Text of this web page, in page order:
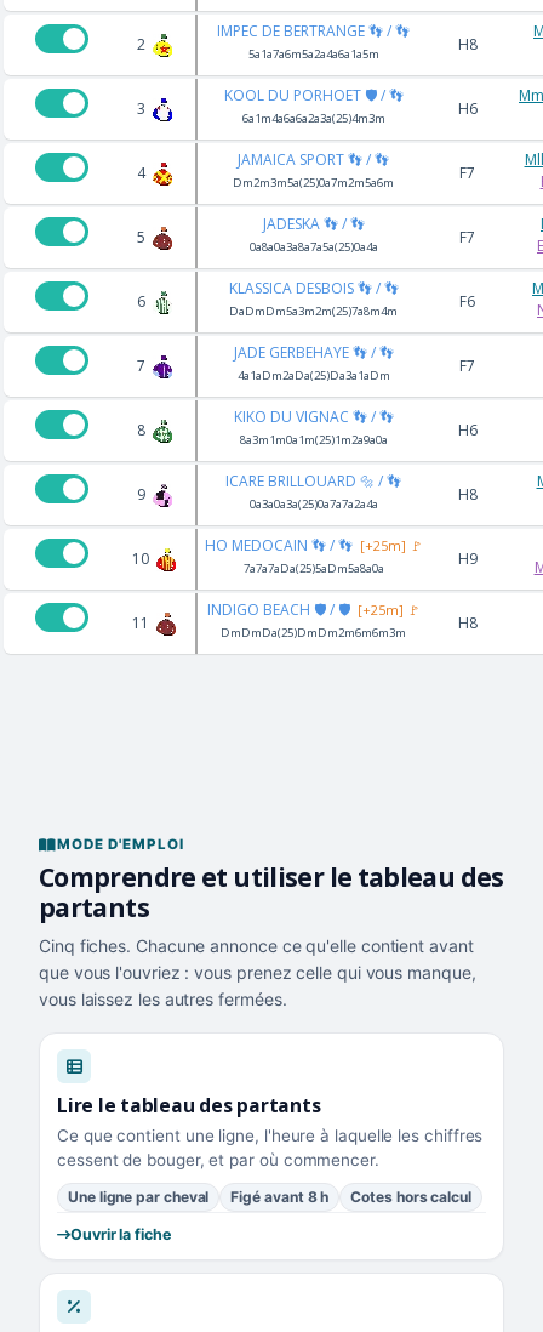
2
IMPEC DE BERTRANGE 👣 / 👣
5a1a7a6m5a2a4a6a1a5m H8
3
KOOL DU PORHOET 🛡️ / 👣
6a1m4a6a6a2a3a(25)4m3m H6
4
JAMAICA SPORT 👣 / 👣
Dm2m3m5a(25)0a7m2m5a6m F7
5
JADESKA 👣 / 👣
0a8a0a3a8a7a5a(25)0a4a F7
6
KLASSICA DESBOIS 👣 / 👣
DaDmDm5a3m2m(25)7a8m4m F6
7
JADE GERBEHAYE 👣 / 👣
4a1aDm2aDa(25)Da3a1aDm F7
8
KIKO DU VIGNAC 👣 / 👣
8a3m1m0a1m(25)1m2a9a0a H6
9
ICARE BRILLOUARD 🔩 / 👣
0a3a0a3a(25)0a7a7a2a4a H8
10
HO MEDOCAIN 👣 / 👣 [+25m] 🚩
7a7a7aDa(25)5aDm5a8a0a H9
11
INDIGO BEACH 🛡️ / 🛡️ [+25m] 🚩
DmDmDa(25)DmDm2m6m6m3m H8
MODE D'EMPLOI
Comprendre et utiliser le tableau des
partants
Cinq fiches. Chacune annonce ce qu'elle contient avant
que vous l'ouvriez : vous prenez celle qui vous manque,
vous laissez les autres fermées.
Lire le tableau des partants
Ce que contient une ligne, l'heure à laquelle les chiffres
cessent de bouger, et par où commencer.
Une ligne par cheval Figé avant 8 h Cotes hors calcul
Ouvrir la fiche